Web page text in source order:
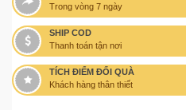
Trong vòng 7 ngày
SHIP COD
Thanh toán tận nơi
TÍCH ĐIỂM ĐỔI QUÀ
Khách hàng thân thiết